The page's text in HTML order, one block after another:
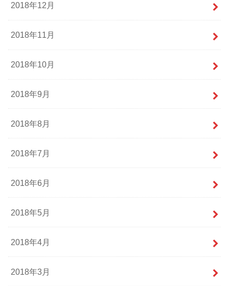
2018年12月
2018年11月
2018年10月
2018年9月
2018年8月
2018年7月
2018年6月
2018年5月
2018年4月
2018年3月